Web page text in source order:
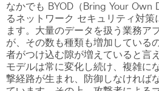
なかでも BYOD（Bring Your Own
るネットワーク セキュリティ対策
ます。大量のデータを扱う業務ア
が、その数も種類も増加している
者がつけ込む隙が増えていると言
モデルは常に変化し続け、複雑に
撃経路が生まれ、防御しなければ